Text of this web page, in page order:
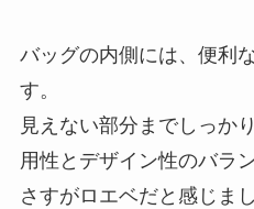
バッグの内側には、便利
す。
見えない部分までしっか
用性とデザイン性のバラ
さすがロエベだと感じまし